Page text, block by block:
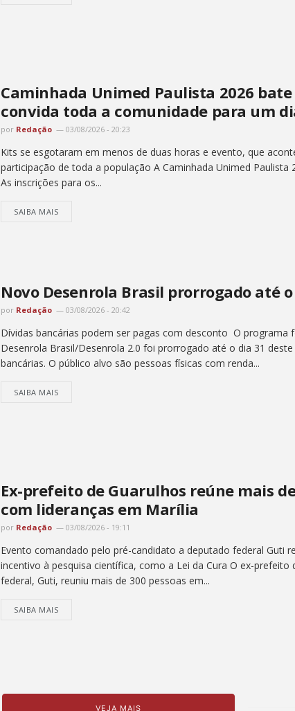
Caminhada Unimed Paulista 2026
convida toda a comunidade para um
por Redação 03/08/2026 - 20:23
Kits se esgotaram em menos de duas horas e evento, que
participação de toda a população A Caminhada Unimed
As inscrições para os...
SAIBA MAIS
Novo Desenrola Brasil prorrogado até
por Redação 03/08/2026 - 20:42
Dívidas bancárias podem ser pagas com desconto O programa
Desenrola Brasil/Desenrola 2.0 foi prorrogado até o dia 31
bancárias. O público alvo são pessoas físicas com renda...
SAIBA MAIS
Ex-prefeito de Guarulhos reúne mais
com lideranças em Marília
por Redação 03/08/2026 - 19:11
Evento comandado pelo pré-candidato a deputado federal Guti
incentivo à pesquisa científica, como a Lei da Cura O ex-
federal, Guti, reuniu mais de 300 pessoas em...
SAIBA MAIS
VEJA MAIS